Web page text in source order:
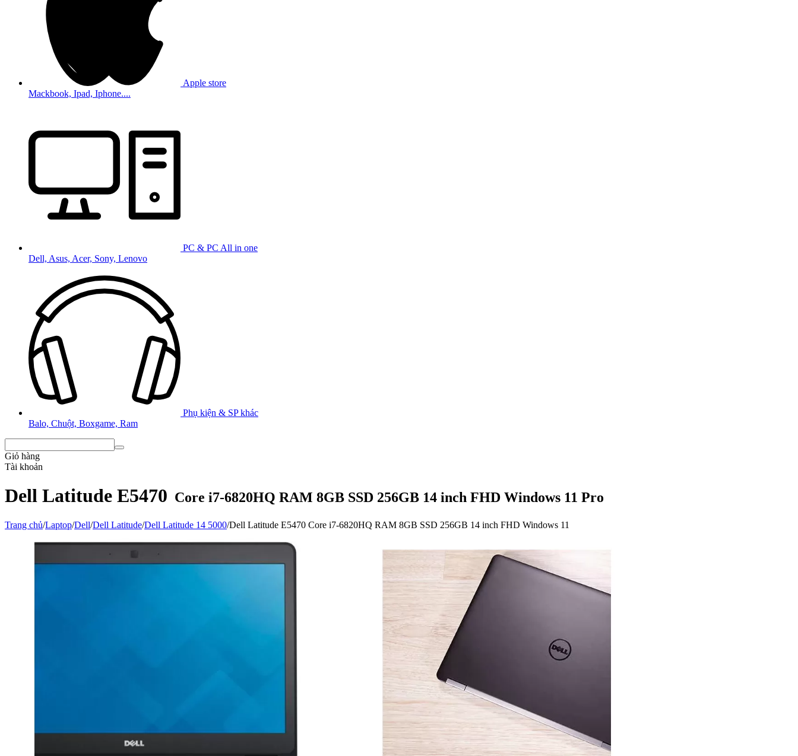
Apple store
Mackbook, Ipad, Iphone....
PC & PC All in one
Dell, Asus, Acer, Sony, Lenovo
Phụ kiện & SP khác
Balo, Chuột, Boxgame, Ram
Giỏ hàng
Tài khoản
Dell Latitude E5470 Core i7-6820HQ RAM 8GB SSD 256GB 14 inch FHD Windows 11 Pro
Trang chủ/Laptop/Dell/Dell Latitude/Dell Latitude 14 5000/Dell Latitude E5470 Core i7-6820HQ RAM 8GB SSD 256GB 14 inch FHD Windows 11